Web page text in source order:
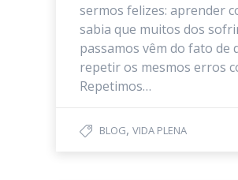
sermos felizes: aprender
sabia que muitos dos
passamos vêm do fato de
repetir os mesmos erros
Repetimos…
BLOG, VIDA PLENA